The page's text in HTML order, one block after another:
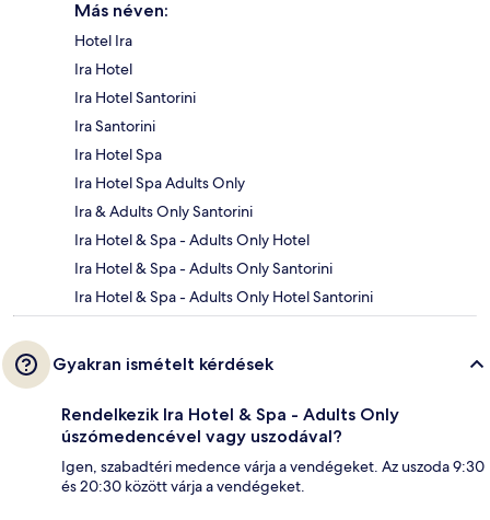
Más néven:
Hotel Ira
Ira Hotel
Ira Hotel Santorini
Ira Santorini
Ira Hotel Spa
Ira Hotel Spa Adults Only
Ira & Adults Only Santorini
Ira Hotel & Spa - Adults Only Hotel
Ira Hotel & Spa - Adults Only Santorini
Ira Hotel & Spa - Adults Only Hotel Santorini
Gyakran ismételt kérdések
Rendelkezik Ira Hotel & Spa - Adults Only
úszómedencével vagy uszodával?
Igen, szabadtéri medence várja a vendégeket. Az uszoda 9:30
és 20:30 között várja a vendégeket.